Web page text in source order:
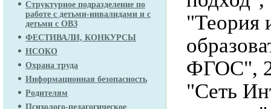
Структурное подразделение по
работе с детьми-инвалидами и с
детьми с ОВЗ
ФЕСТИВАЛИ, КОНКУРСЫ
НСОКО
Охрана труда
Информационная безопасность
Родителям
Психолого-педагогическое
"Теория
ФГОС",
"Сеть